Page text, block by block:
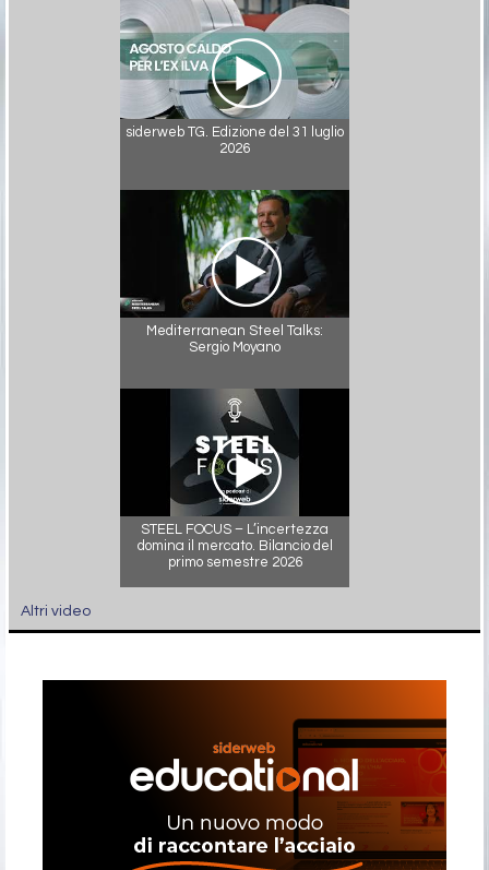
siderweb TG. Edizione del 31 luglio
2026
Mediterranean Steel Talks:
Sergio Moyano
STEEL FOCUS – L’incertezza
domina il mercato. Bilancio del
primo semestre 2026
Altri video